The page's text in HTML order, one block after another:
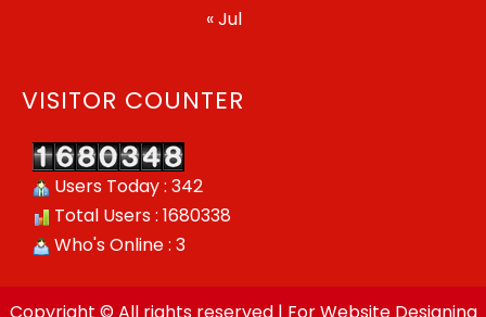
« Jul
VISITOR COUNTER
Users Today : 342
Total Users : 1680338
Who's Online : 3